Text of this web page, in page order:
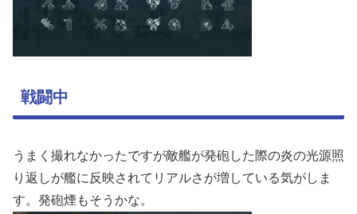
戦闘中
うまく撮れなかったですが敵艦が発砲した際の炎の光源照
り返しが艦に反映されてリアルさが増している気がしま
す。発砲煙もそうかな。